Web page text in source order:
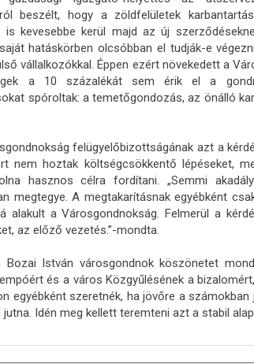
beszélt, hogy a zöldfelületek
is kevesebbe kerül majd az új
hatáskörben olcsóbban el tudják-e
vállalkozókkal. Éppen ezért növekedett a
a 10 százalékát sem érik el a
spóroltak: a temetőgondozás, az önálló
felügyelőbizottságának azt a
nem hoztak költségcsökkentő lépéseket,
hasznos célra fordítani. „Semmi
megtegye. A megtakarításnak egyébként
alakult a Városgondnokság. Felmerül a
az előző vezetés.”-mondta.
Bozai István városgondnok köszönetet
és a város Közgyűlésének a
egyébként szeretnék, ha jövőre a
Idén meg kellett teremteni azt a stabil